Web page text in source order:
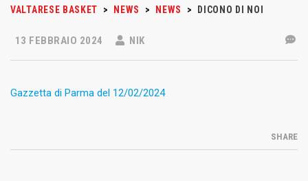
VALTARESE BASKET > NEWS > NEWS > DICONO DI NOI
13 FEBBRAIO 2024 NIK
Gazzetta di Parma del 12/02/2024
SHARE